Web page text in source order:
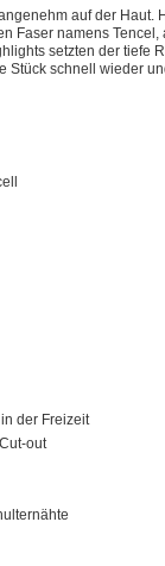
auf der
Faser namens
setzten der tiefe
Stück schnell wieder
der Freizeit
out